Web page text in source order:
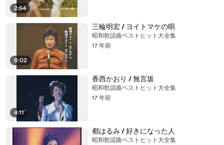
2:54
6:02
三輪明宏 / ヨイトマケの唄
昭和歌謡曲ベストヒット大全集
17 年前
4:11
香西かおり / 無言坂
昭和歌謡曲ベストヒット大全集
17 年前
都はるみ / 好きになった人
昭和歌謡曲ベストヒット大全集